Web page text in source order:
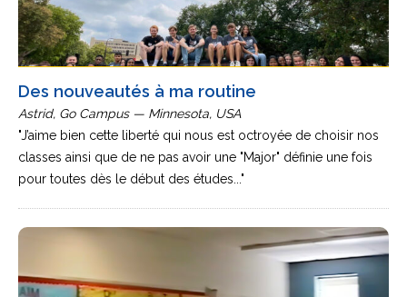
Des nouveautés à ma routine
Astrid, Go Campus — Minnesota, USA
"J’aime bien cette liberté qui nous est octroyée de choisir nos
classes ainsi que de ne pas avoir une "Major" définie une fois
pour toutes dès le début des études..."